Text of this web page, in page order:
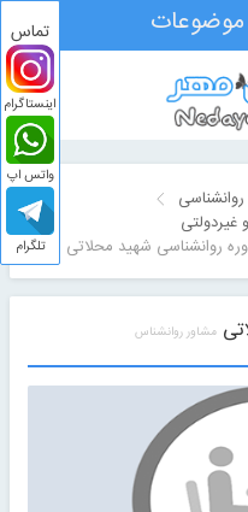
غیردولتی
روانشناسی شهيد محلاتی
مشاور روانشناس
تماس
اینستاگرام
واتس اپ
تلگرام